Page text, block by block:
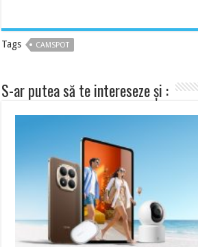
Tags CAMSPOT
S-ar putea să te intereseze și :